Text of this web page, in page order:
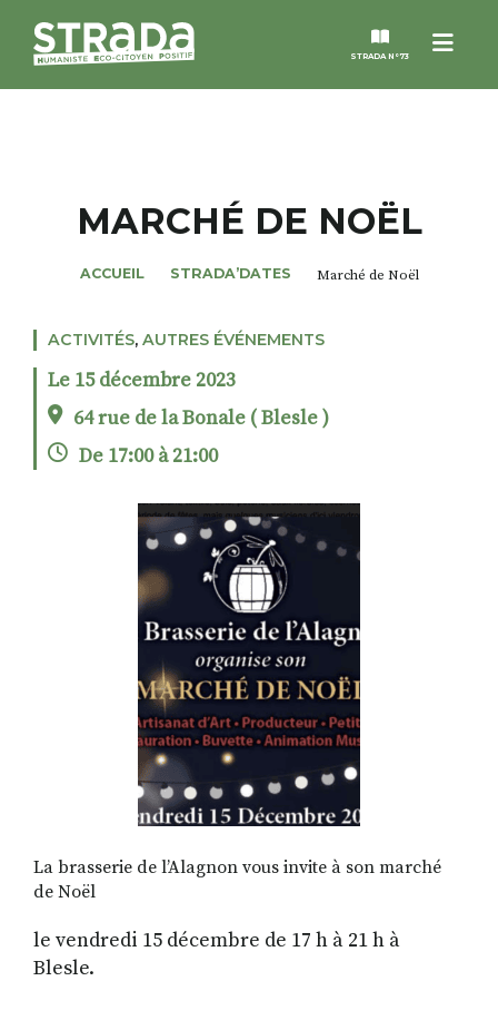
Menu
STRADA N°73
MAGAZINES
NOS THÈMES
STRADA’DATES
ROSÉE DE MAI
RECHERCHER
S'ABONNER
S'INSCRIRE À LA NEWSLETTER
FACEBOOKINSTAGRAMLINKEDINYOUTUBE
MARCHÉ DE NOËL
ACCUEIL STRADA’DATES Marché de Noël
ACTIVITÉS, AUTRES ÉVÉNEMENTS
Le 15 décembre 2023
64 rue de la Bonale ( Blesle )
De 17:00 à 21:00
La brasserie de l’Alagnon vous invite à son marché
de Noël
le vendredi 15 décembre de 17 h à 21 h à
Blesle.